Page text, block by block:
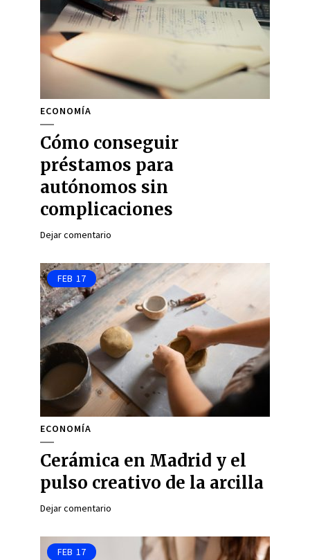
ECONOMÍA
Cómo conseguir
préstamos para
autónomos sin
complicaciones
Dejar comentario
FEB 17
ECONOMÍA
Cerámica en Madrid y el
pulso creativo de la arcilla
Dejar comentario
FEB 17